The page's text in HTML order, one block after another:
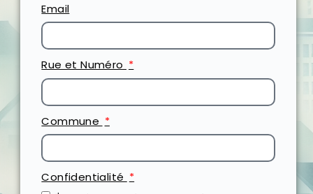
Email
Rue et Numéro
Commune
Confidentialité